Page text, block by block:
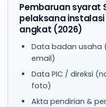
Pembaruan syarat
pelaksana
angkat (2026)
Data badan usaha
email)
Data PIC / direksi
foto)
Akta pendirian &